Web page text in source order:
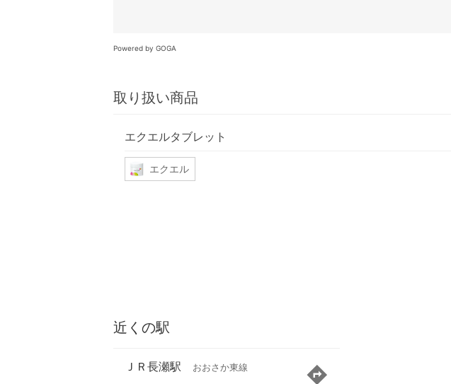
Powered by GOGA
取り扱い商品
エクエルタブレット
エクエル
近くの駅
ＪＲ長瀬駅 おおさか東線